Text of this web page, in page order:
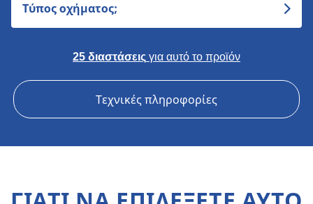
Τύπος οχήματος;
25 διαστάσεις για αυτό το προϊόν
Τεχνικές πληροφορίες